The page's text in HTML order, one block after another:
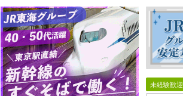
未経験歓迎